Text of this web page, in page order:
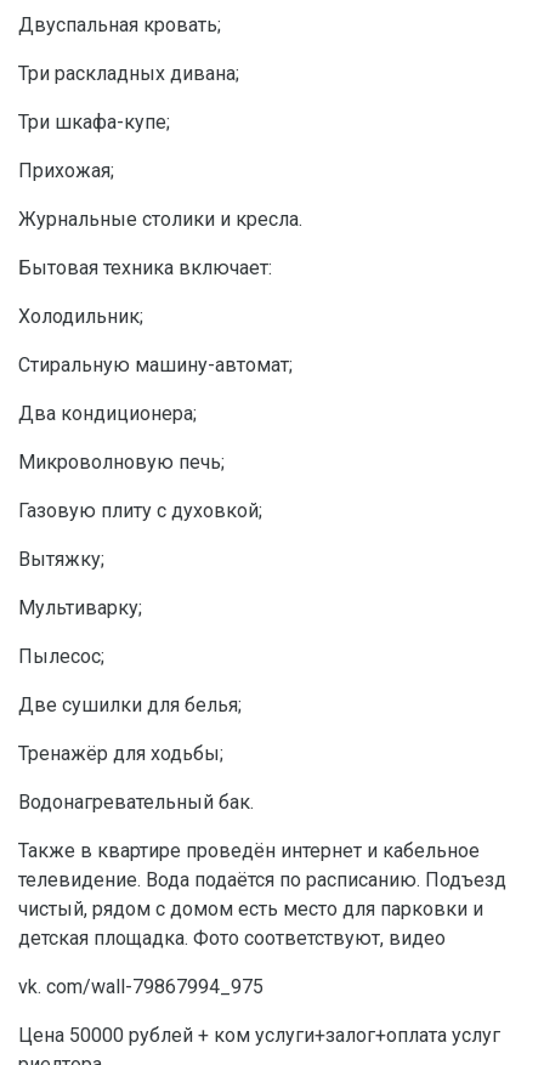
Двуспальная кровать;
Три раскладных дивана;
Три шкафа-купе;
Прихожая;
Журнальные столики и кресла.
Бытовая техника включает:
Холодильник;
Стиральную машину-автомат;
Два кондиционера;
Микроволновую печь;
Газовую плиту с духовкой;
Вытяжку;
Мультиварку;
Пылесос;
Две сушилки для белья;
Тренажёр для ходьбы;
Водонагревательный бак.
Также в квартире проведён интернет и кабельное
телевидение. Вода подаётся по расписанию. Подъезд
чистый, рядом с домом есть место для парковки и
детская площадка. Фото соответствуют, видео
vk. com/wall-79867994_975
Цена 50000 рублей + ком услуги+залог+оплата услуг